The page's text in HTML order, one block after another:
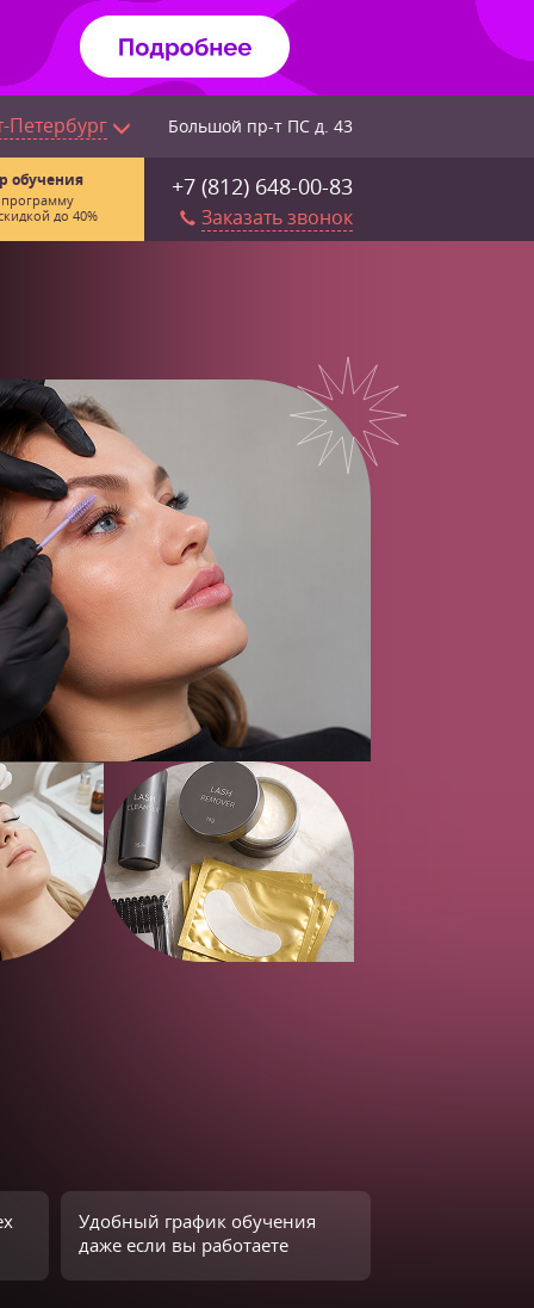
Петербург Большой пр-т ПС д. 43
+7 (812) 648-00-83
Заказать звонок
обучения
до 40%
Удобный график обучения
даже если вы работаете